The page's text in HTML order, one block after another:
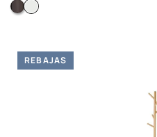
GrisBlanco
REBAJAS